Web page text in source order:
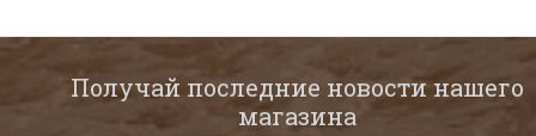
Получай последние новости нашего
магазина